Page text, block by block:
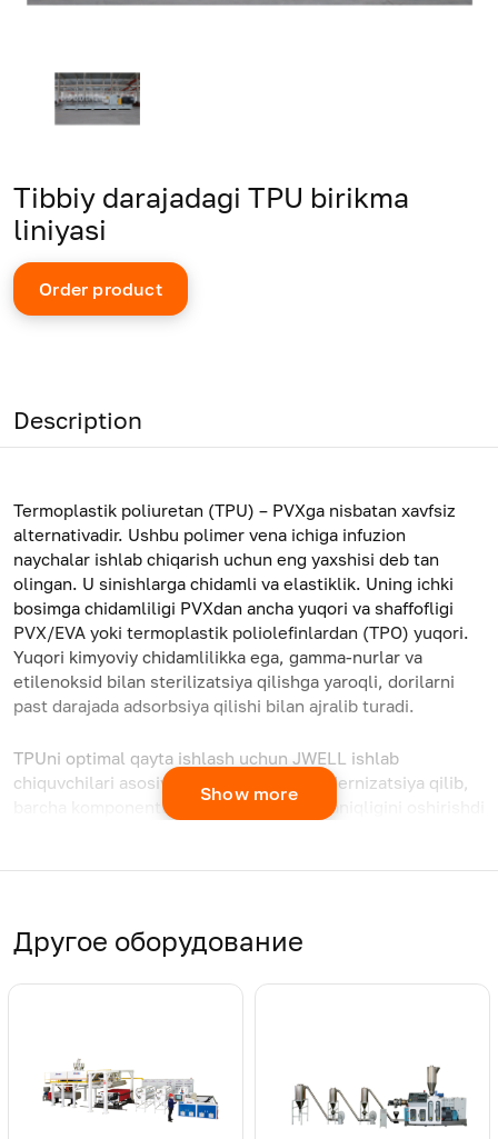
Tibbiy darajadagi TPU birikma
liniyasi
Order product
Description
Termoplastik poliuretan (TPU) – PVXga nisbatan xavfsiz
alternativadir. Ushbu polimer vena ichiga infuzion
naychalar ishlab chiqarish uchun eng yaxshisi deb tan
olingan. U sinishlarga chidamli va elastiklik. Uning ichki
bosimga chidamliligi PVXdan ancha yuqori va shaffofligi
PVX/EVA yoki termoplastik poliolefinlardan (TPO) yuqori.
Yuqori kimyoviy chidamlilikka ega, gamma-nurlar va
etilenoksid bilan sterilizatsiya qilishga yaroqli, dorilarni
past darajada adsorbsiya qilishi bilan ajralib turadi.
TPUni optimal qayta ishlash uchun JWELL ishlab
chiquvchilari asosiy komponentlarni modernizatsiya qilib,
barcha komponentlarning qayta ishlash aniqligini oshirishdi
Model CJWH75
Shnekdagi aylanish
momenti, aylanish/mi
300-500
Show more
Другое оборудование